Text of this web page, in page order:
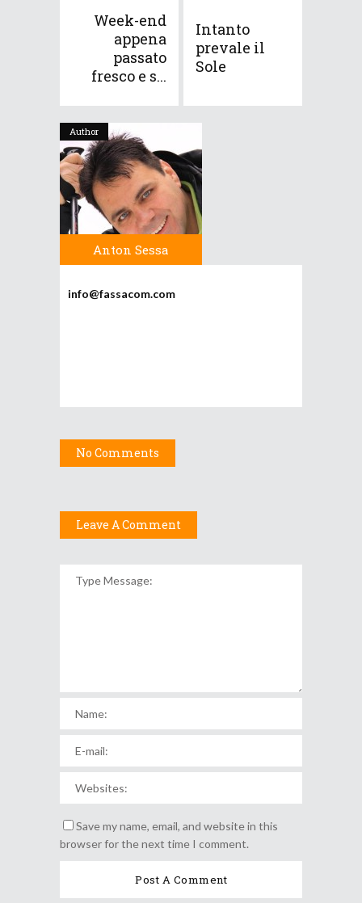
Week-end
appena
passato
fresco e s...
Intanto
prevale il
Sole
Author
Anton Sessa
info@fassacom.com
No Comments
Leave A Comment
Save my name, email, and website in this
browser for the next time I comment.